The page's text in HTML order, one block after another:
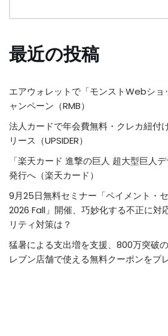
最近の投稿
エアウォレットで「モンストWebショ
ャンペーン（RMB）
法人カードで年会費無料・クレカ紐付
リース（UPSIDER）
「楽天カード 進撃の巨人 超大型巨人
発行へ（楽天カード）
9月25日無料セミナー「ペイメント・
2026 Fall」開催、巧妙化する不正に対
リティ対策は？
猛暑による支出増を支援、800万突破
レブン店舗で使える無料クーポンをプ